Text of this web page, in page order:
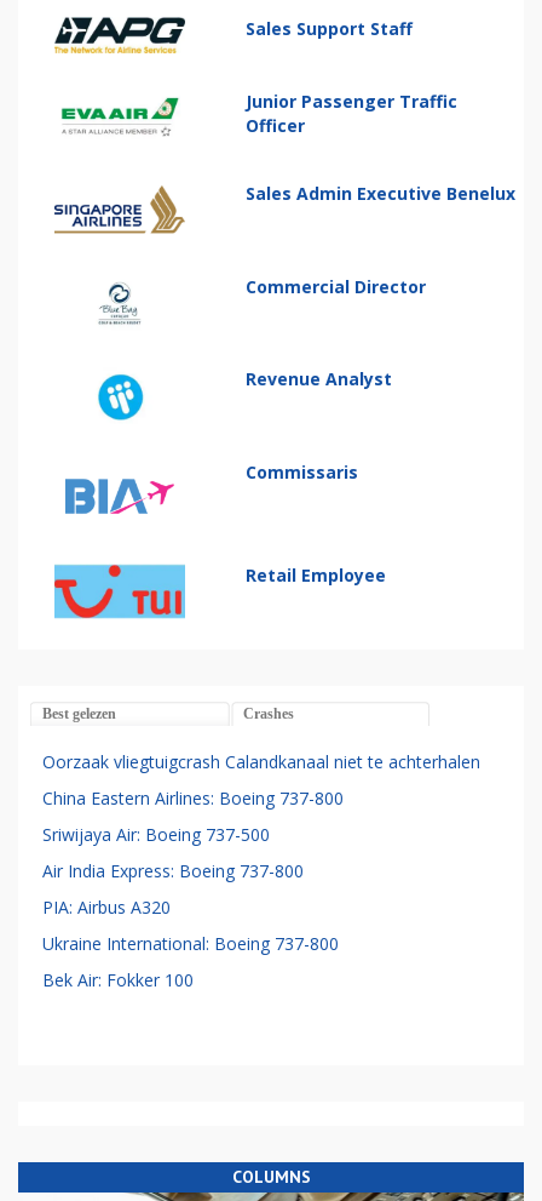
Sales Support Staff
Junior Passenger Traffic
Officer
Sales Admin Executive Benelux
Commercial Director
Revenue Analyst
Commissaris
Retail Employee
Best gelezen Crashes
Oorzaak vliegtuigcrash Calandkanaal niet te achterhalen
China Eastern Airlines: Boeing 737-800
Sriwijaya Air: Boeing 737-500
Air India Express: Boeing 737-800
PIA: Airbus A320
Ukraine International: Boeing 737-800
Bek Air: Fokker 100
COLUMNS